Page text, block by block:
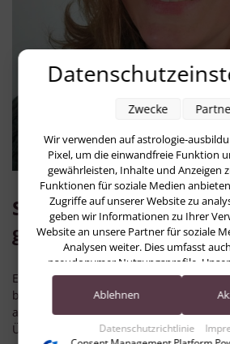
Studienberatung –
ganz unverbindlich
Ein Gespräch mit unserer
bringt dir nicht nur Klarheit über die
auch eine persönliche Mini-Deutung
Überraschend, wie deutlich selbst eine
Wir verwenden auf astrologie-
Pixel, um die einwandfreie Funktion
gewährleisten, Inhalte und Anzeigen
Funktionen für soziale Medien
Zugriffe auf unserer Website zu
geben wir Informationen zu Ihrer
Website an unsere Partner für soziale
Analysen weiter. Dies umfasst
pseudonymer Nutzungsprofile.
Advertising Products) führen
möglicherweise mit weiteren Daten
Accounts) oder welche sie im
Dienste gesammelt haben (bspw.
Datenschutzrichtlinie
Zwecke
Ablehnen